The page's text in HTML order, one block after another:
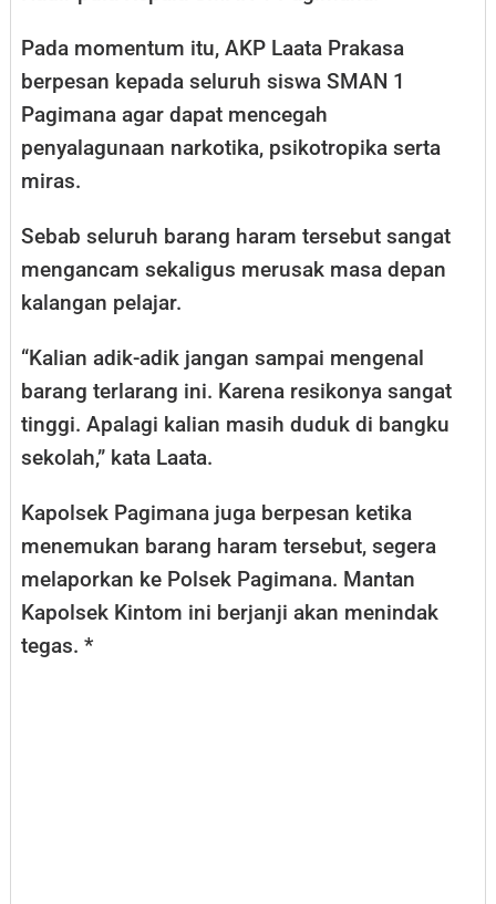
Pada momentum itu, AKP Laata Prakasa
berpesan kepada seluruh siswa SMAN 1
Pagimana agar dapat mencegah
penyalagunaan narkotika, psikotropika serta
miras.
Sebab seluruh barang haram tersebut sangat
mengancam sekaligus merusak masa depan
kalangan pelajar.
“Kalian adik-adik jangan sampai mengenal
barang terlarang ini. Karena resikonya sangat
tinggi. Apalagi kalian masih duduk di bangku
sekolah,” kata Laata.
Kapolsek Pagimana juga berpesan ketika
menemukan barang haram tersebut, segera
melaporkan ke Polsek Pagimana. Mantan
Kapolsek Kintom ini berjanji akan menindak
tegas. *